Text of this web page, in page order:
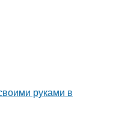
руками в